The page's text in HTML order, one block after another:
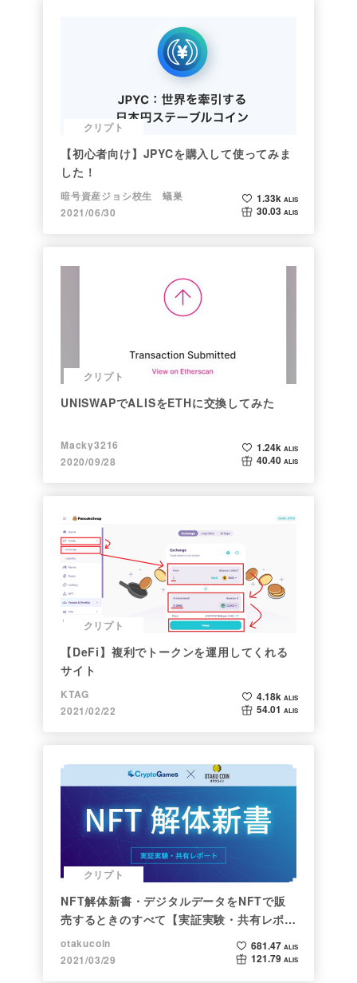
クリプト
【初心者向け】JPYCを購入して使ってみま
した！
暗号資産ジョシ校生 蟻巣
2021/06/30
1.33k ALIS
30.03 ALIS
クリプト
UNISWAPでALISをETHに交換してみた
Macky3216
2020/09/28
1.24k ALIS
40.40 ALIS
クリプト
【DeFi】複利でトークンを運用してくれる
サイト
KTAG
2021/02/22
4.18k ALIS
54.01 ALIS
クリプト
NFT解体新書・デジタルデータをNFTで販
売するときのすべて【実証実験・共有レポー
ト】
otakucoin
2021/03/29
681.47 ALIS
121.79 ALIS